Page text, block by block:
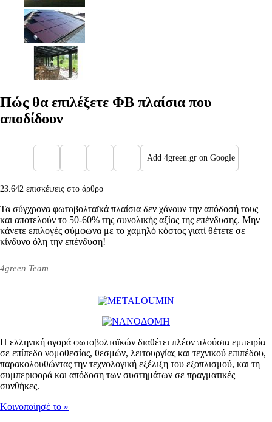
Πώς θα επιλέξετε ΦΒ πλαίσια που
αποδίδουν
Add 4green.gr on Google
23.642 επισκέψεις στο άρθρο
Τα σύγχρονα φωτοβολταϊκά πλαίσια δεν χάνουν την απόδοσή τους
και αποτελούν το 50-60% της συνολικής αξίας της επένδυσης. Μην
κάνετε επιλογές σύμφωνα με το χαμηλό κόστος γιατί θέτετε σε
κίνδυνο όλη την επένδυση!
4green Team
Η ελληνική αγορά φωτοβολταϊκών διαθέτει πλέον πλούσια εμπειρία
σε επίπεδο νομοθεσίας, θεσμών, λειτουργίας και τεχνικού επιπέδου,
παρακολουθώντας την τεχνολογική εξέλιξη του εξοπλισμού, και τη
συμπεριφορά και απόδοση των συστημάτων σε πραγματικές
συνθήκες.
Kοινοποίησέ το »